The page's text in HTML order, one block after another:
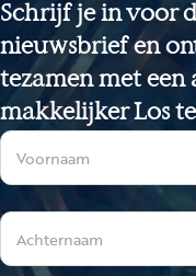
Schrijf je in voor
nieuwsbrief en
tezamen met
makkelijker Los
Sectie